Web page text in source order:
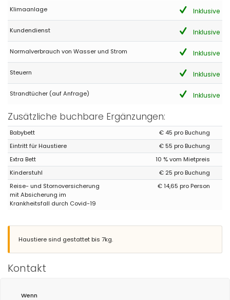
Klimaanlage Inklusive
Kundendienst Inklusive
Normalverbrauch von Wasser und Strom Inklusive
Steuern Inklusive
Strandtücher (auf Anfrage) Inklusive
Zusätzliche buchbare Ergänzungen:
Babybett
€ 45 pro Buchung
Eintritt für Haustiere
€ 55 pro Buchung
Extra Bett
10 % vom Mietpreis
Kinderstuhl
€ 25 pro Buchung
Reise- und Stornoversicherung
mit Absicherung im
Krankheitsfall durch Covid-19
€ 14,65 pro Person
Haustiere sind gestattet bis 7kg.
Kontakt
Wenn